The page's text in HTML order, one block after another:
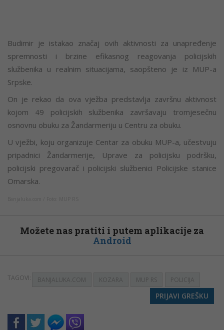
Budimir je istakao značaj ovih aktivnosti za unapređenje
spremnosti i brzine efikasnog reagovanja policijskih
službenika u realnim situacijama, saopšteno je iz MUP-a
Srpske.
On je rekao da ova vježba predstavlja završnu aktivnost
kojom 49 policijskih službenika završavaju tromjesečnu
osnovnu obuku za Žandarmeriju u Centru za obuku.
U vježbi, koju organizuje Centar za obuku MUP-a, učestvuju
pripadnici Žandarmerije, Uprave za policijsku podršku,
policijski pregovarač i policijski službenici Policijske stanice
Omarska.
Možete nas pratiti i putem aplikacije za
Android
TAGOVI: BANJALUKA.COM KOZARA MUP RS POLICIJA
PRIJAVI GREŠKU